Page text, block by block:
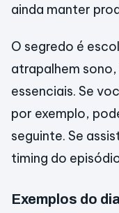
ainda manter
O segredo é
atrapalhem
essenciais. Se
por exemplo,
seguinte. Se
timing do
Exemplos do